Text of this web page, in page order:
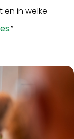
in welke
.”